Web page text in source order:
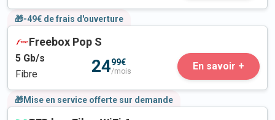
🎁-49€ de frais d'ouverture
Freebox Pop S
5 Gb/s
Fibre
2499€
/mois En savoir +
🎁Mise en service offerte sur demande